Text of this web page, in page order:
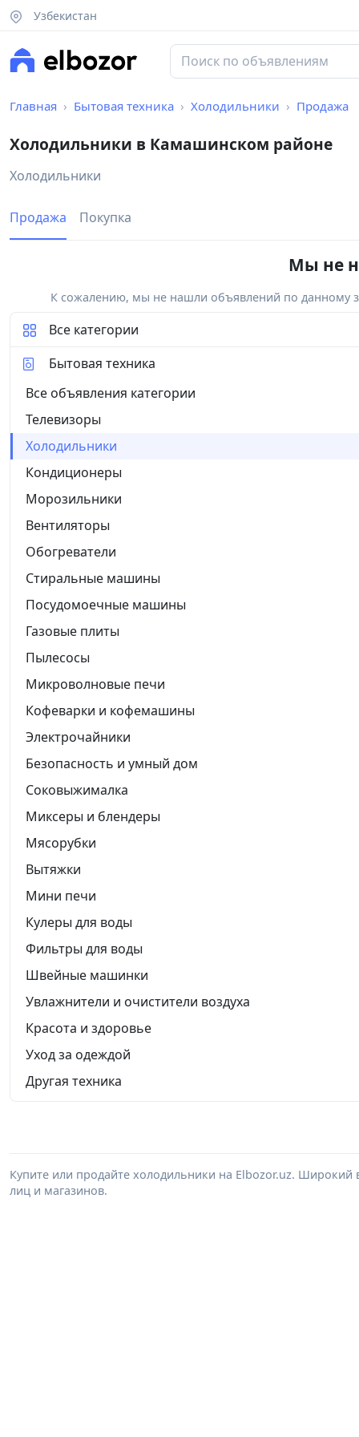
Узбекистан
Главная Бытовая техника Холодильники Продажа
Холодильники в Камашинском районе
Холодильники
Продажа Покупка
Мы не
К сожалению, мы не нашли объявлений по данному
Все категории
Бытовая техника
Все объявления категории
Телевизоры
Холодильники
Кондиционеры
Морозильники
Вентиляторы
Обогреватели
Стиральные машины
Посудомоечные машины
Газовые плиты
Пылесосы
Микроволновые печи
Кофеварки и кофемашины
Электрочайники
Безопасность и умный дом
Соковыжималка
Миксеры и блендеры
Мясорубки
Вытяжки
Мини печи
Кулеры для воды
Фильтры для воды
Швейные машинки
Увлажнители и очистители воздуха
Красота и здоровье
Уход за одеждой
Другая техника
Купите или продайте холодильники на Elbozor.uz.
лиц и магазинов.